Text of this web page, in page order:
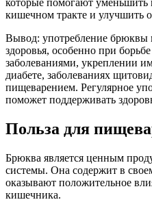
которые помогают уменьшить
кишечном тракте и улучшить
Вывод: употребление брюквы
здоровья, особенно при
заболеваниями, укреплении
диабете, заболеваниях
пищеварением. Регулярное
поможет поддерживать
Польза для
Брюква является ценным
системы. Она содержит в
оказывают положительное
кишечника.